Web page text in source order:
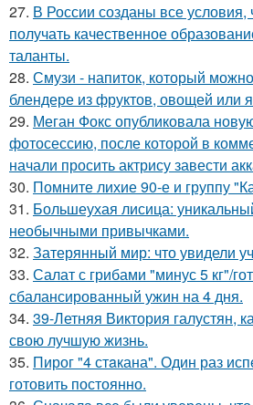
27. В России созданы все условия,
получать качественное
таланты.
28. Смузи - напиток, который
блендере из фруктов, овощей или
29. Меган Фокс опубликовала
фотосессию, после которой в
начали просить актрису завести
30. Помните лихие 90-е и группу
31. Большеухая лисица:
необычными привычками.
32. Затерянный мир: что увидели
33. Салат с грибами "минус 5 кг"/
сбалансированный ужин на 4 дня.
34. 39-Летняя Виктория галустян,
свою лучшую жизнь.
35. Пирог "4 стaкана". Один раз
готовить постоянно.